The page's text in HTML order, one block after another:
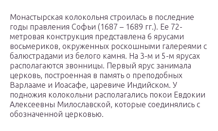
Монастырская колокольня строилась в последние
годы правления Софьи (1687 – 1689 гг.). Ее 72-
метровая конструкция представлена 6 ярусами
восьмериков, окруженных роскошными галереями с
балюстрадами из белого камня. На 3-м и 5-м ярусах
располагаются звонницы. Первый ярус занимала
церковь, построенная в память о преподобных
Варлааме и Иоасафе, царевиче Индийском. У
подножия колокольни располагались покои Евдокии
Алексеевны Милославской, которые соединялись с
обозначенной церковью.